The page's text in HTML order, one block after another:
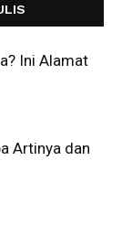
Ini Alamat
Artinya dan